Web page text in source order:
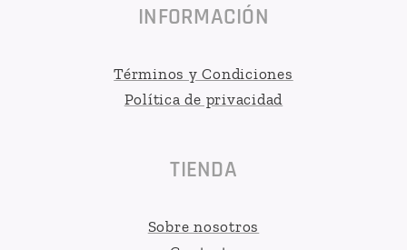
INFORMACIÓN
Términos y Condiciones
Política de privacidad
TIENDA
Sobre nosotros